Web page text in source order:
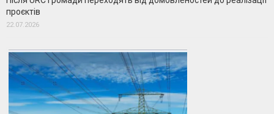
проєктів
22.07.2026